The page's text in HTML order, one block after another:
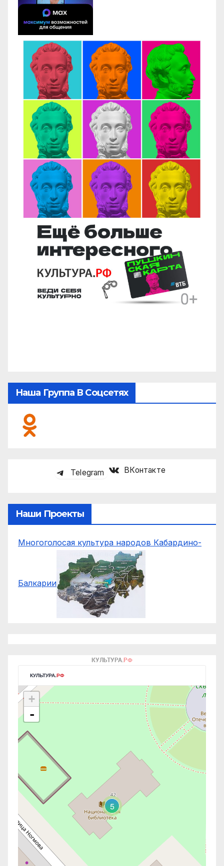
Наша Группа В Соцсетях
Telegram ВКонтакте
Наши Проекты
Многоголосая культура народов Кабардино-
Балкарии